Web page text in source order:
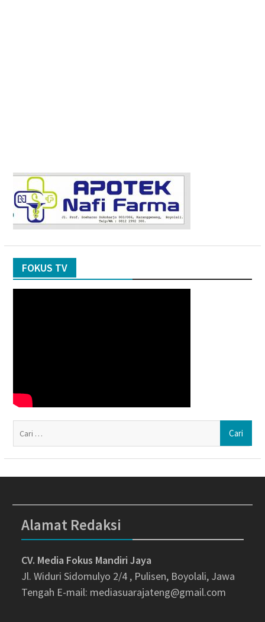
FOKUS TV
Alamat Redaksi
CV. Media Fokus Mandiri Jaya
Jl. Widuri Sidomulyo 2/4 , Pulisen, Boyolali, Jawa
Tengah E-mail: mediasuarajateng@gmail.com